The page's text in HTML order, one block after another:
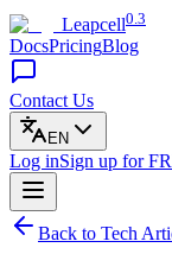
Leapcell0.3
DocsPricingBlog
Contact Us
EN
Log inSign up for
Back to Tech